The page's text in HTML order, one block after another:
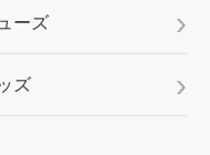
ーズ
ズ